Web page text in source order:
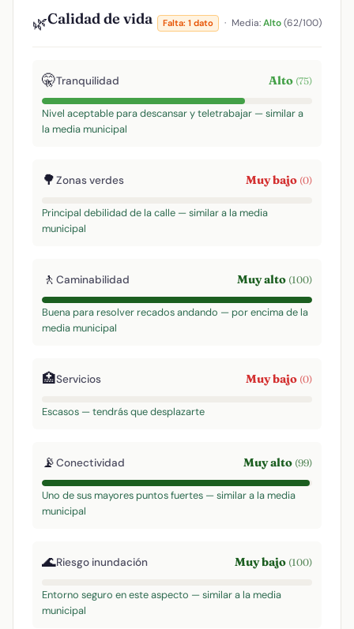
🌿Calidad de vida Falta: 1 dato · Media:Alto(62/100)
🤫Tranquilidad Alto (75)
Nivel aceptable para descansar y teletrabajar — similar a
la media municipal
🌳Zonas verdes Muy bajo (0)
Principal debilidad de la calle — similar a la media
municipal
🚶 Caminabilidad Muy alto (100)
Buena para resolver recados andando — por encima de la
media municipal
🏥Servicios Muy bajo (0)
Escasos — tendrás que desplazarte
📡Conectividad Muy alto (99)
Uno de sus mayores puntos fuertes — similar a la media
municipal
🌊Riesgo inundación Muy bajo (100)
Entorno seguro en este aspecto — similar a la media
municipal